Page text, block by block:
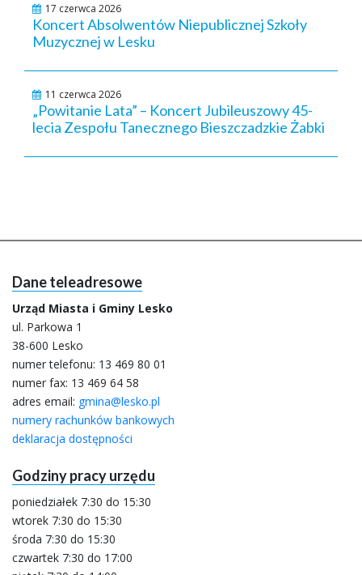
17 czerwca 2026
Koncert Absolwentów Niepublicznej Szkoły
Muzycznej w Lesku
11 czerwca 2026
„Powitanie Lata” – Koncert Jubileuszowy 45-
lecia Zespołu Tanecznego Bieszczadzkie Żabki
Dane teleadresowe
Urząd Miasta i Gminy Lesko
ul. Parkowa 1
38-600 Lesko
numer telefonu: 13 469 80 01
numer fax: 13 469 64 58
adres email: gmina@lesko.pl
numery rachunków bankowych
deklaracja dostępności
Godziny pracy urzędu
poniedziałek 7:30 do 15:30
wtorek 7:30 do 15:30
środa 7:30 do 15:30
czwartek 7:30 do 17:00